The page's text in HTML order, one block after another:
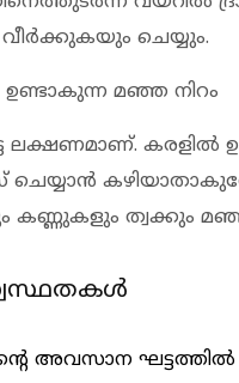
ചെയ്യും.
ഉണ്ടാകുന്ന മഞ്ഞ നിറം
ലക്ഷണമാണ്. കരളില്‍
ചെയ്യാന്‍
ത്വക്കും
അവസാന